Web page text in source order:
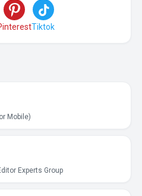
Tiktok
Mobile)
Experts Group